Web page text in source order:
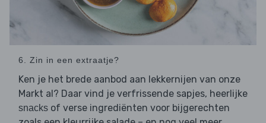
6. Zin in een extraatje?
Ken je het brede aanbod aan lekkernijen van onze
Markt al? Daar vind je verfrissende sapjes, heerlijke
snacks of verse ingrediënten voor bijgerechten